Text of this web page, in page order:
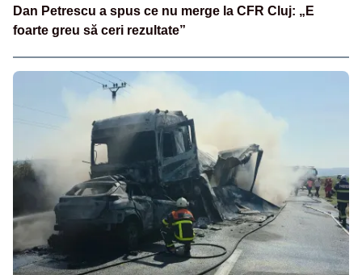
Dan Petrescu a spus ce nu merge la CFR Cluj: „E
foarte greu să ceri rezultate”